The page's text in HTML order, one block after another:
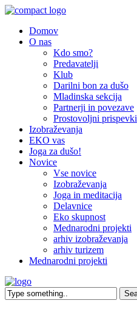
Domov
O nas
Kdo smo?
Predavatelji
Klub
Darilni bon za dušo
Mladinska sekcija
Partnerji in povezave
Prostovoljni prispevki
Izobraževanja
EKO vas
Joga za dušo!
Novice
Vse novice
Izobraževanja
Joga in meditacija
Delavnice
Eko skupnost
Mednarodni projekti
arhiv izobraževanja
arhiv turizem
Mednarodni projekti